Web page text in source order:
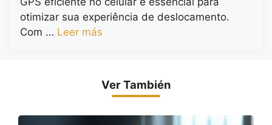
otimizar sua experiência de deslocamento.
Com … Leer más
Ver También